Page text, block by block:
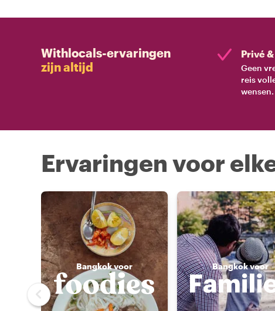
Withlocals-ervaringen
zijn altijd
Privé
Geen
reis
wensen.
Ervaringen voor
Bangkok voor Bangkok voor